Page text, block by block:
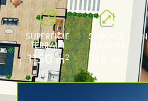
SUPERFICIE
TERRAIN
1150 m²
SURFACE
MAISON
116 m²